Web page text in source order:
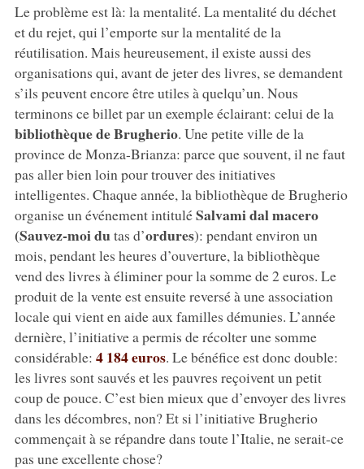
Le problème est là: la mentalité. La mentalité du déchet
et du rejet, qui l’emporte sur la mentalité de la
réutilisation. Mais heureusement, il existe aussi des
organisations qui, avant de jeter des livres, se demandent
s’ils peuvent encore être utiles à quelqu’un. Nous
terminons ce billet par un exemple éclairant: celui de la
bibliothèque de Brugherio. Une petite ville de la
province de Monza-Brianza: parce que souvent, il ne faut
pas aller bien loin pour trouver des initiatives
intelligentes. Chaque année, la bibliothèque de Brugherio
organise un événement intituléSalvami dal macero
(Sauvez-moi dutas d’ordures): pendant environ un
mois, pendant les heures d’ouverture, la bibliothèque
vend des livres à éliminer pour la somme de 2 euros. Le
produit de la vente est ensuite reversé à une association
locale qui vient en aide aux familles démunies. L’année
dernière, l’initiative a permis de récolter une somme
considérable: 4 184 euros. Le bénéfice est donc double:
les livres sont sauvés et les pauvres reçoivent un petit
coup de pouce. C’est bien mieux que d’envoyer des livres
dans les décombres, non? Et si l’initiative Brugherio
commençait à se répandre dans toute l’Italie, ne serait-ce
pas une excellente chose?